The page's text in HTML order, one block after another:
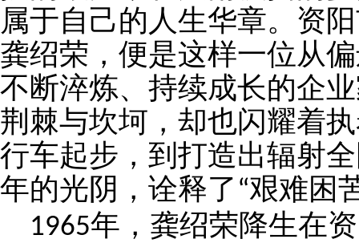
属于自己的人生华章。资
龚绍荣，便是这样一位从
不断淬炼、持续成长的企
荆棘与坎坷，却也闪耀着
行车起步，到打造出辐射
年的光阴，诠释了 “艰难困
1965年，龚绍荣降生在